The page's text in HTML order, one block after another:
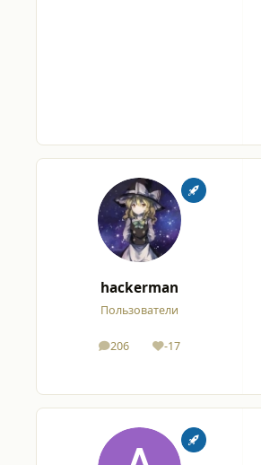
hackerman
Пользователи
206
сообщения
-17
Репутация